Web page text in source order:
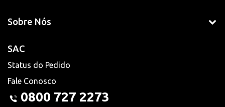
Sobre Nós
SAC
Status do Pedido
Fale Conosco
0800 727 2273